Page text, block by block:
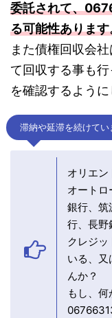
委託されて、
る可能性あります
また債権回収会
て回収する事も
を確認するように
滞納や延滞を続けてい
オリエン
オートロ
銀行、筑
行、長野
クレジッ
いる、
んか？
もし、